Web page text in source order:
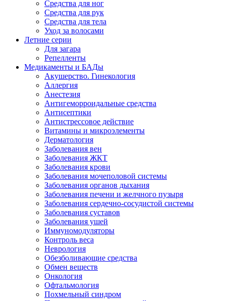
Средства для ног
Средства для рук
Средства для тела
Уход за волосами
Летние серии
Для загара
Репелленты
Медикаменты и БАДы
Акушерство. Гинекология
Аллергия
Анестезия
Антигеморроидальные средства
Антисептики
Антистрессовое действие
Витамины и микроэлементы
Дерматология
Заболевания вен
Заболевания ЖКТ
Заболевания крови
Заболевания мочеполовой системы
Заболевания органов дыхания
Заболевания печени и желчного пузыря
Заболевания сердечно-сосудистой системы
Заболевания суставов
Заболевания ушей
Иммуномодуляторы
Контроль веса
Неврология
Обезболивающие средства
Обмен веществ
Онкология
Офтальмология
Похмельный синдром